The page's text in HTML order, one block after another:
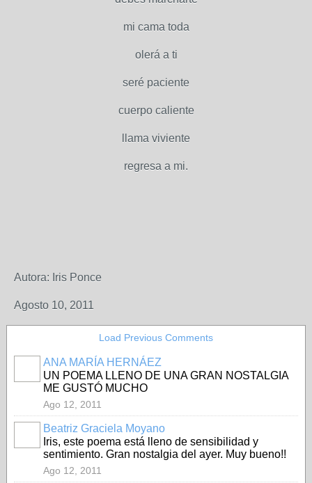
mi cama toda
olerá a ti
seré paciente
cuerpo caliente
llama viviente
regresa a mi.
Autora: Iris Ponce
Agosto 10, 2011
Load Previous Comments
ANA MARÍA HERNÁEZ
UN POEMA LLENO DE UNA GRAN NOSTALGIA
ME GUSTÓ MUCHO
Ago 12, 2011
Beatriz Graciela Moyano
Iris, este poema está lleno de sensibilidad y
sentimiento. Gran nostalgia del ayer. Muy bueno!!
Ago 12, 2011